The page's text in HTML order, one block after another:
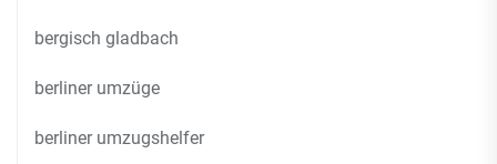
bergisch gladbach
berliner umzüge
berliner umzugshelfer